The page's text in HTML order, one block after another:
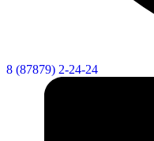
8 (87879) 2-24-24